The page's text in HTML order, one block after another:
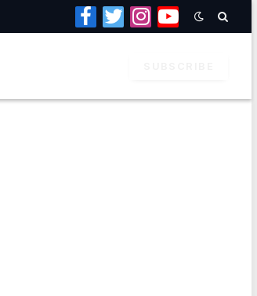
Facebook
TwitterInstagramYouTube